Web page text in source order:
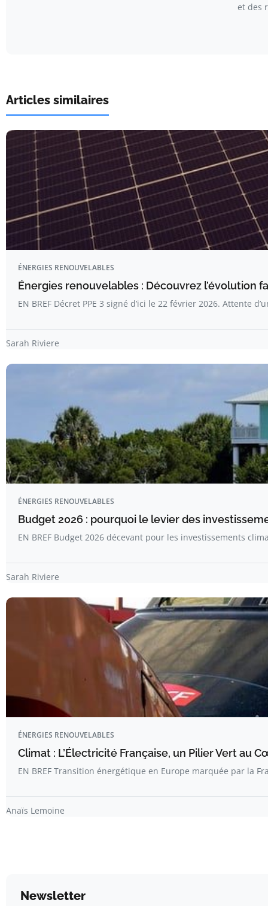
et des
Articles similaires
ÉNERGIES RENOUVELABLES
Énergies renouvelables : Découvrez l’évolution
EN BREF Décret PPE 3 signé d’ici le 22 février 2026. Attente
Sarah Riviere
ÉNERGIES RENOUVELABLES
Budget 2026 : pourquoi le levier des
EN BREF Budget 2026 décevant pour les investissements
Sarah Riviere
ÉNERGIES RENOUVELABLES
Climat : L’Électricité Française, un Pilier Vert au
EN BREF Transition énergétique en Europe marquée par la
Anaïs Lemoine
Newsletter